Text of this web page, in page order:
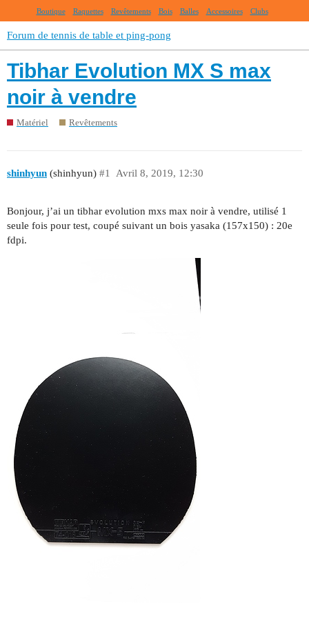
Boutique Raquettes Revêtements Bois Balles Accessoires Clubs
Forum de tennis de table et ping-pong
Tibhar Evolution MX S max
noir à vendre
Matériel Revêtements
shinhyun (shinhyun) Avril 8, 2019, 12:30
#1
Bonjour, j’ai un tibhar evolution mxs max noir à vendre, utilisé 1
seule fois pour test, coupé suivant un bois yasaka (157x150) : 20e
fdpi.